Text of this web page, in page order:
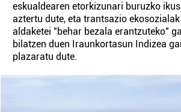
eskualdearen etorkizunari buruzko
aztertu dute, eta trantsazio
aldaketei "behar bezala erantzuteko"
bilatzen duen Iraunkortasun Indizea
plazaratu dute.